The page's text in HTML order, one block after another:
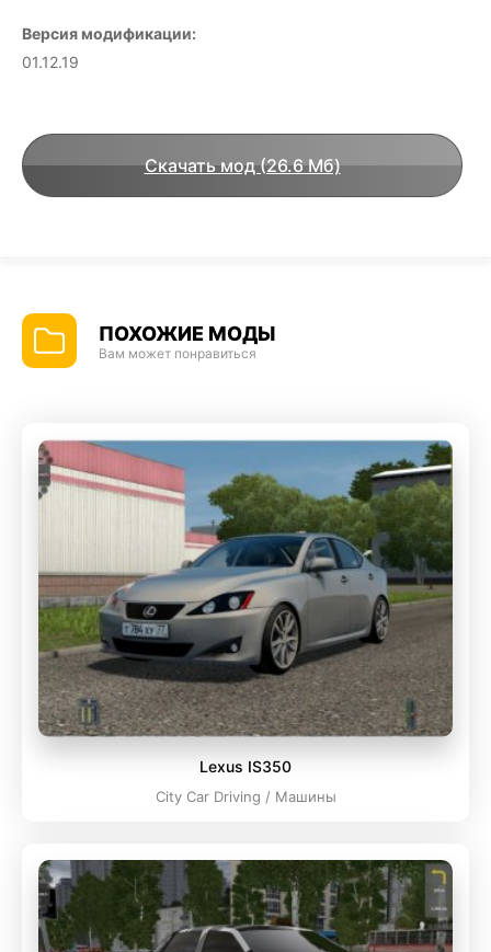
Версия модификации:
01.12.19
Скачать мод (26.6 Мб)
ПОХОЖИЕ МОДЫ
Вам может понравиться
Lexus IS350
City Car Driving / Машины